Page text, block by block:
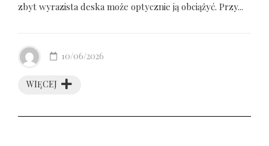
zbyt wyrazista deska może optycznie ją obciążyć. Przy...
WIĘCEJ
10/06/2026